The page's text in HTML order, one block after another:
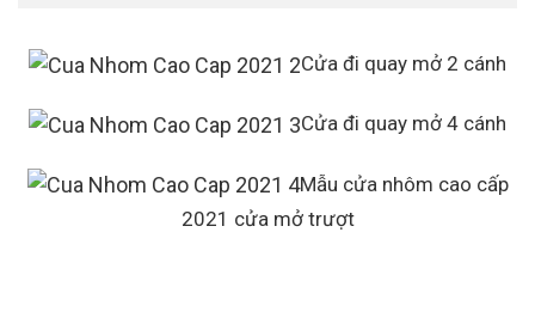
Cửa đi quay mở 2 cánh
Cửa đi quay mở 4 cánh
Mẫu cửa nhôm cao cấp
2021 cửa mở trượt